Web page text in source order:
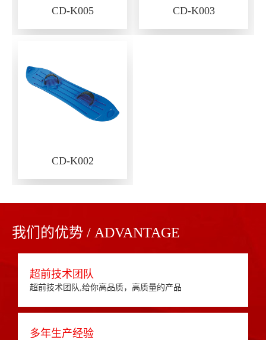
CD-K005 CD-K003
CD-K002
我们的优势 / ADVANTAGE
超前技术团队
超前技术团队,给你高品质，高质量的产品
多年生产经验